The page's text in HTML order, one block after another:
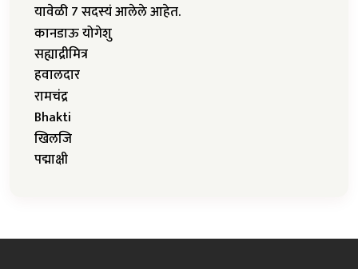
यावेळी 7 सदस्यं आलेले आहेत.
कानडाऊ योगेशु
सह्याद्रीमित्र
हवालदार
रामचंद्र
Bhakti
खिलजि
पद्माक्षी